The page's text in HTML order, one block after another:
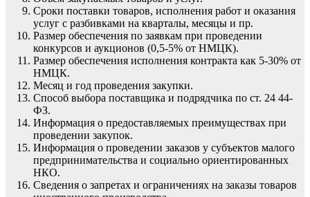
Сроки поставки товаров, исполнения работ и оказания
услуг с разбивками на кварталы, месяцы и пр.
Размер обеспечения по заявкам при проведении
конкурсов и аукционов (0,5-5% от НМЦК).
Размер обеспечения исполнения контракта как 5-30% от
НМЦК.
Месяц и год проведения закупки.
Способ выбора поставщика и подрядчика по ст. 24 44-
ФЗ.
Информация о предоставляемых преимуществах при
проведении закупок.
Информация о проведении заказов у субъектов малого
предпринимательства и социально ориентированных
НКО.
Сведения о запретах и ограничениях на заказы товаров